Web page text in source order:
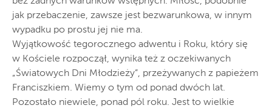
jak przebaczenie, zawsze jest bezwarunkowa, w innym
wypadku po prostu jej nie ma.
Wyjątkowość tegorocznego adwentu i Roku, który się
w Kościele rozpoczął, wynika też z oczekiwanych
„Światowych Dni Młodzieży”, przeżywanych z papieżem
Franciszkiem. Wiemy o tym od ponad dwóch lat.
Pozostało niewiele, ponad pól roku. Jest to wielkie